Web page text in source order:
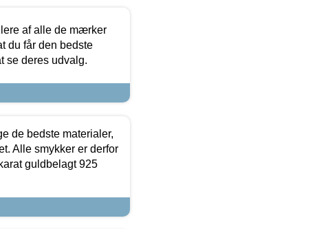
af alle de mærker
du får den bedste
se deres udvalg.
de bedste materialer,
Alle smykker er derfor
guldbelagt 925